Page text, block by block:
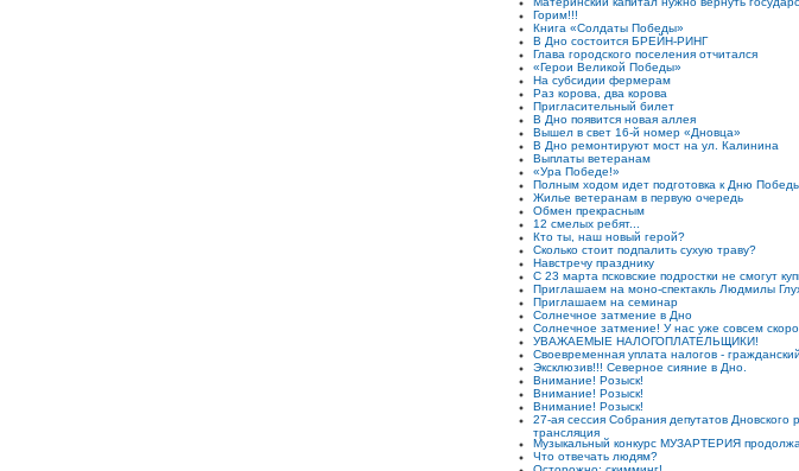
Горим!!!
Книга «Солдаты Победы»
В Дно состоится БРЕЙН-РИНГ
Глава городского поселения отчитался
«Герои Великой Победы»
На субсидии фермерам
Раз корова, два корова
Пригласительный билет
В Дно появится новая аллея
Вышел в свет 16-й номер «Дновца»
В Дно ремонтируют мост на ул. Калинина
Выплаты ветеранам
«Ура Победе!»
Полным ходом идет подготовка к Дню
Жилье ветеранам в первую очередь
Обмен прекрасным
12 смелых ребят...
Кто ты, наш новый герой?
Сколько стоит подпалить сухую траву?
Навстречу празднику
С 23 марта псковские подростки не смогут
Приглашаем на моно-спектакль Людмилы
Приглашаем на семинар
Солнечное затмение в Дно
Солнечное затмение! У нас уже совсем
УВАЖАЕМЫЕ НАЛОГОПЛАТЕЛЬЩИКИ!
Своевременная уплата налогов -
Эксклюзив!!! Северное сияние в Дно.
Внимание! Розыск!
Внимание! Розыск!
Внимание! Розыск!
27-ая сессия Собрания депутатов Дновского
трансляция
Музыкальный конкурс МУЗАРТЕРИЯ
Что отвечать людям?